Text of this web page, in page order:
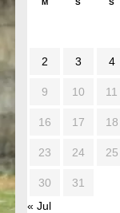
M S S
2 3 4
9 10 11
16 17 18
23 24 25
30
31
« Jul